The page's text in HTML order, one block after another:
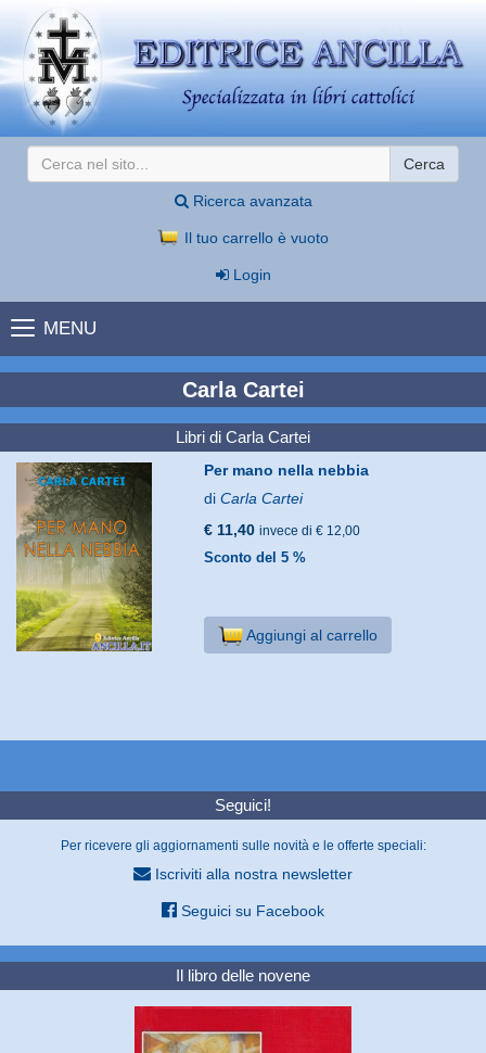
Cerca
Ricerca avanzata
Il tuo carrello è vuoto
Login
MENU
Carla Cartei
Libri di Carla Cartei
Per mano nella nebbia
diCarla Cartei
€ 11,40 invece di € 12,00
Sconto del 5 %
Aggiungi al carrello
Seguici!
Per ricevere gli aggiornamenti sulle novità e le offerte speciali:
Iscriviti alla nostra newsletter
Seguici su Facebook
Il libro delle novene